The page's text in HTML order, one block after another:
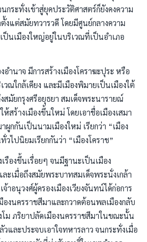
กระทั่งเข้าสู่ยุคประวัติศาสตร์ก็ยังคงความ
ตั้งแต่สมัยทวารวดี โดยมีศูนย์กลางความ
ป็นเมืองใหญ่อยู่ในบริเวณที่เป็นอำเภอ
ำนาจ มีการสร้างเมืองโคราฆะปุระ หรือ
วณใกล้เคียง และมีเมืองพิมายเป็นเมืองใต้
มัยกรุงศรีอยุธยา สมเด็จพระนารายณ์
ห้สร้างเมืองขึ้นใหม่ โดยเอาชื่อเมืองเสมา
ผูกกันเป็นนามเมืองใหม่ เรียกว่า “เมือง
ไปนิยมเรียกกันว่า “เมืองโคราช”
รืองขึ้นเรื่อยๆ จนมีฐานะเป็นเมือง
ะเมื่อถึงสมัยพระบาทสมเด็จพระนั่งเกล้า
จ้าอนุวงศ์ผู้ครองเมืองเวียงจันทน์ได้ก่อการ
งนครราชสีมาและกวาดต้อนพลเมืองกลับ
ม ภริยาปลัดเมืองนครราชสีมาในขณะนั้น
และประจบเอาใจทหารลาว จนกระทั่งเมื่อ